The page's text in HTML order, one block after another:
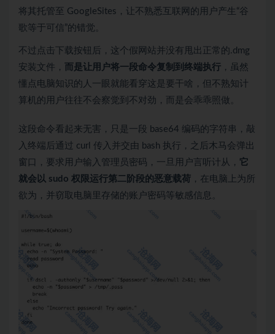
将其托管至 GoogleSites，让不熟悉互联网的用户产生“谷
歌等于可信”的错觉。
不过点击下载按钮后，这个假网站并没有甩出正常的.dmg
安装文件， 而是让用户将一段命令复制到终端执行 ，虽然
懂点电脑知识的人一眼就能看穿这是要干啥，但不熟知计
算机的用户往往不会察觉到不对劲，而是会乖乖照做。
这段命令看起来无害，只是一段 base64 编码的字符串，敲
入终端后通过 curl 传入并交由 bash 执行，之后木马会弹出
窗口，要求用户输入管理员密码，一旦用户言听计从， 它
就会以 sudo 权限运行第二阶段的恶意载荷 ，在电脑上为所
欲为，并窃取电脑里存储的账户密码等敏感信息。